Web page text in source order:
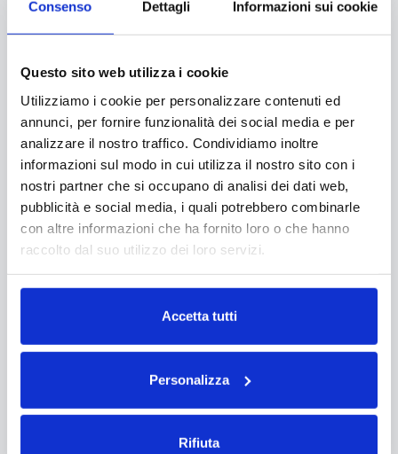
Consenso Dettagli Informazioni sui cookie
Questo sito web utilizza i cookie
Utilizziamo i cookie per personalizzare contenuti ed
annunci, per fornire funzionalità dei social media e per
analizzare il nostro traffico. Condividiamo inoltre
informazioni sul modo in cui utilizza il nostro sito con i
nostri partner che si occupano di analisi dei dati web,
pubblicità e social media, i quali potrebbero combinarle
con altre informazioni che ha fornito loro o che hanno
raccolto dal suo utilizzo dei loro servizi.
Leggi la nostra
Accetta tutti
Personalizza
Rifiuta